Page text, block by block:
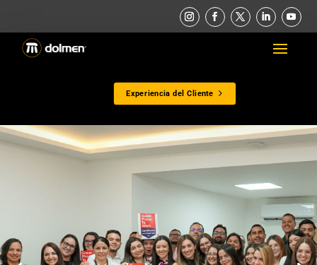
Experiencia del Cliente